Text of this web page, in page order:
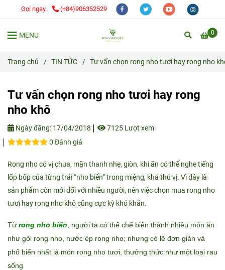
Gọi ngay (+84)906352529
0
MENU
Trang chủ / TIN TỨC / Tư vấn chọn rong nho tươi hay rong nho
Tư vấn chọn rong nho tươi hay rong
nho khô
Ngày đăng: 17/04/2018
7125 Lượt xem
0 Đánh giá
Rong nho có vị chua, mặn thanh nhẹ, giòn, khi ăn có thể nghe tiếng
lốp bốp của từng trái “nho biển” trong miệng, khá thú vị. Vì đây là
sản phẩm còn mới đối với nhiều người, nên việc chọn mua rong nho
tươi hay rong nho khô cũng cực kỳ khó khăn.
Từ rong nho biển , người ta có thể chế biến thành nhiều món ăn
như gỏi rong nho, nước ép rong nho; nhưng có lẽ đơn giản và
phổ biến nhất là món rong nho tươi, thưởng thức như một loại rau
sống